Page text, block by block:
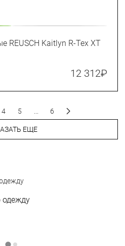
REUSCH Kaitlyn R-Tex XT
12 312₽
ЕЩЕ
4 5 6